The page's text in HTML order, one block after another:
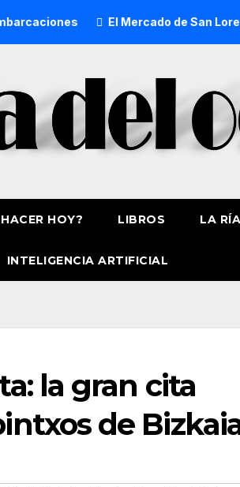
El Mercado de San Lorenzo de
HOY? LIBROS LA
INTELIGENCIA ARTIFICIAL
la gran cita
de